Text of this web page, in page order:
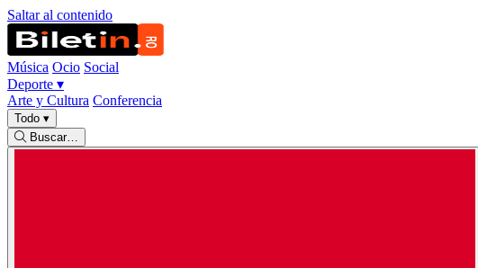
Saltar al contenido
Música Ocio Social
Deporte ▾
Arte y Cultura Conferencia
Todo ▾
Buscar…